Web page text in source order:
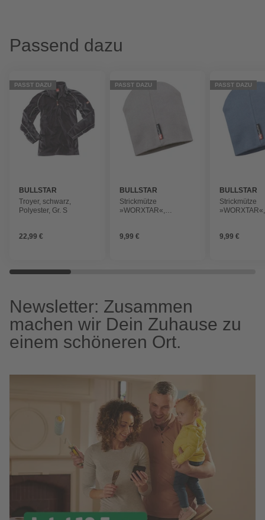
Passend dazu
PASST DAZU
BULLSTAR
Troyer, schwarz,
Polyester, Gr. S
22,99 €
PASST DAZU
BULLSTAR
Strickmütze
»WORXTAR«,
9,99 €
PASST DAZU
BULLSTAR
Strickmütze
»WORXTAR«,
9,99 €
Newsletter: Zusammen
machen wir Dein Zuhause zu
einem schöneren Ort.